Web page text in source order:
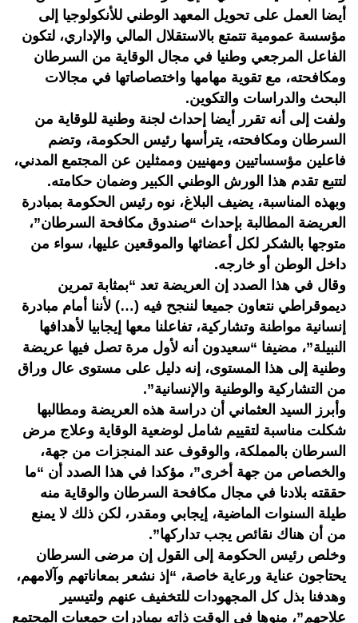
أيضا العمل على تحويل المعهد الوطني للأنكولوجيا إلى
مؤسسة عمومية تتمتع بالاستقلال المالي والإداري، لتكون
الفاعل المرجعي وطنيا في مجال الوقاية من السرطان
ومكافحته، مع تقوية مهامها واختصاصاتها في مجالات
البحث والدراسات والتكوين.
ولفت إلى أنه تقرر أيضا إحداث لجنة وطنية للوقاية من
السرطان ومكافحته، يترأسها رئيس الحكومة، وتضم
فاعلين مؤسساتيين ومهنيين وممثلين عن المجتمع المدني،
لتتبع تقدم هذا الورش الوطني الكبير وضمان حكامته.
وبهذه المناسبة، يضيف البلاغ، نوه رئيس الحكومة بمبادرة
العريضة المطالبة بإحداث “صندوق مكافحة السرطان”،
متوجها بالشكر لكل أعضائها والموقعين عليها، سواء من
داخل الوطن أو خارجه.
وقال في هذا الصدد إن العريضة تعد “بمثابة تمرين
ديموقراطي نتعاون جميعا لننجح فيه (…) لأننا أمام مبادرة
إنسانية مواطنة وتشاركية، تفاعلنا معها إيجابيا لأهدافها
النبيلة”، مضيفا “سعيدون أنه لأول مرة تصل فيها عريضة
وطنية إلى هذا المستوى، إنه دليل على مستوى عال وراق
من التشاركية والوطنية والإنسانية”.
وأبرز السيد العثماني أن دراسة هذه العريضة ومطالبها
شكلت مناسبة لتقييم شامل لوضعية الوقاية وعلاج مرض
السرطان بالمملكة، والوقوف عند المنجزات من جهة،
والخصاص من جهة أخرى”، مؤكدا في هذا الصدد أن “ما
حققته بلادنا في مجال مكافحة السرطان والوقاية منه
طيلة السنوات الماضية، إيجابي ومقدر، لكن ذلك لا يمنع
من أن هناك نقائص يجب تداركها”.
وخلص رئيس الحكومة إلى القول إن مرضى السرطان
يحتاجون عناية ورعاية خاصة، “إذ نشعر بمعاناتهم وآلامهم،
وهدفنا بذل كل المجهودات للتخفيف عنهم ولتيسير
علاجهم”، منوها في الوقت ذاته بمبادرات جمعيات المجتمع